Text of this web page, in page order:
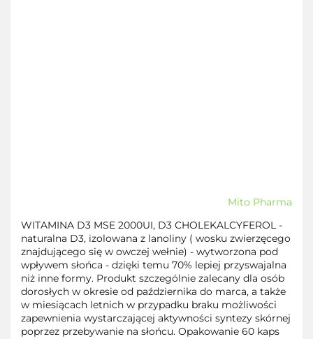
Mito Pharma
WITAMINA D3 MSE 2000UI, D3 CHOLEKALCYFEROL -
naturalna D3, izolowana z lanoliny ( wosku zwierzęcego
znajdującego się w owczej wełnie) - wytworzona pod
wpływem słońca - dzięki temu 70% lepiej przyswajalna
niż inne formy. Produkt szczególnie zalecany dla osób
dorosłych w okresie od października do marca, a także
w miesiącach letnich w przypadku braku możliwości
zapewnienia wystarczającej aktywności syntezy skórnej
poprzez przebywanie na słońcu. Opakowanie 60 kaps